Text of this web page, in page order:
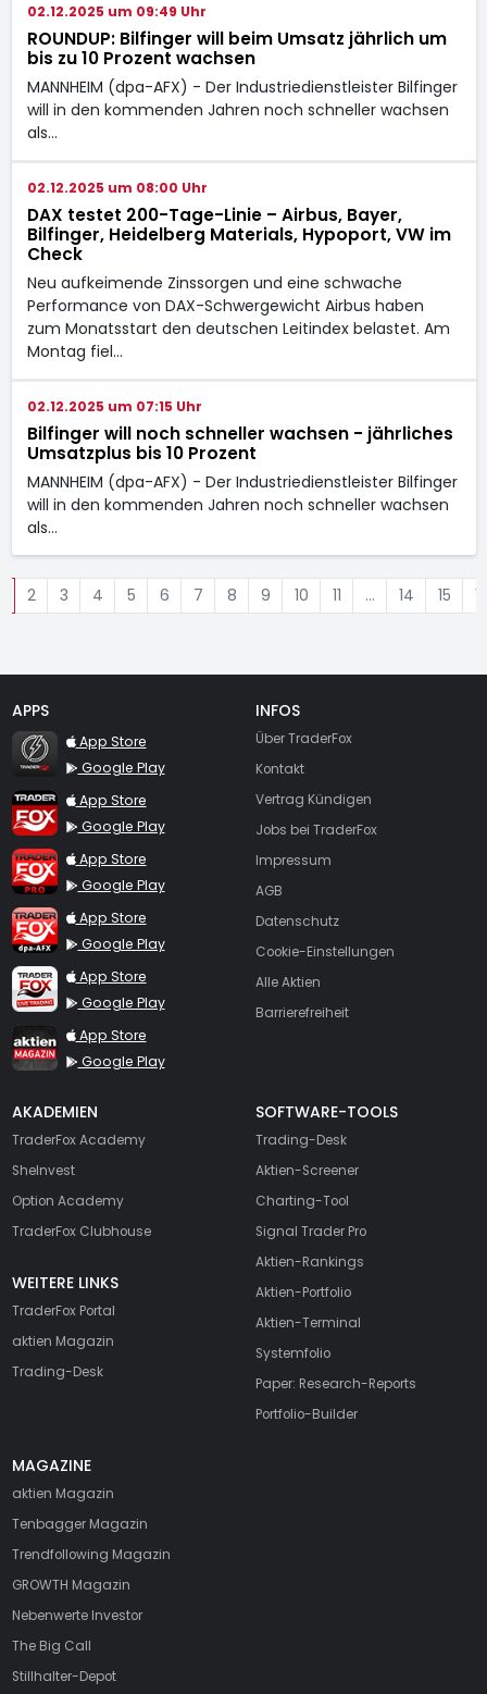
02.12.2025 um 09:49 Uhr
ROUNDUP: Bilfinger will beim Umsatz jährlich um
bis zu 10 Prozent wachsen
MANNHEIM (dpa-AFX) - Der Industriedienstleister Bilfinger
will in den kommenden Jahren noch schneller wachsen
als…
02.12.2025 um 08:00 Uhr
DAX testet 200-Tage-Linie – Airbus, Bayer,
Bilfinger, Heidelberg Materials, Hypoport, VW im
Check
Neu aufkeimende Zinssorgen und eine schwache
Performance von DAX-Schwergewicht Airbus haben
zum Monatsstart den deutschen Leitindex belastet. Am
Montag fiel…
02.12.2025 um 07:15 Uhr
Bilfinger will noch schneller wachsen - jährliches
Umsatzplus bis 10 Prozent
MANNHEIM (dpa-AFX) - Der Industriedienstleister Bilfinger
will in den kommenden Jahren noch schneller wachsen
als…
2 3 4 5 6 7 8 9 10 11 … 14 15
APPS
TraderFox Flash
App Store
Google Play
TraderFox App
App Store
Google Play
TraderFox Pro
App Store
Google Play
TraderFox dpa-AFX ProFeed
App Store
Google Play
TraderFox Live Trading
App Store
Google Play
TraderFox aktien Magazin
App Store
Google Play
INFOS
Über TraderFox
Kontakt
Vertrag Kündigen
Jobs bei TraderFox
Impressum
AGB
Datenschutz
Cookie-Einstellungen
Alle Aktien
Barrierefreiheit
AKADEMIEN
TraderFox Academy
SheInvest
Option Academy
TraderFox Clubhouse
WEITERE LINKS
TraderFox Portal
aktien Magazin
Trading-Desk
SOFTWARE-TOOLS
Trading-Desk
Aktien-Screener
Charting-Tool
Signal Trader Pro
Aktien-Rankings
Aktien-Portfolio
Aktien-Terminal
Systemfolio
Paper: Research-Reports
Portfolio-Builder
MAGAZINE
aktien Magazin
Tenbagger Magazin
Trendfollowing Magazin
GROWTH Magazin
Nebenwerte Investor
The Big Call
Stillhalter-Depot